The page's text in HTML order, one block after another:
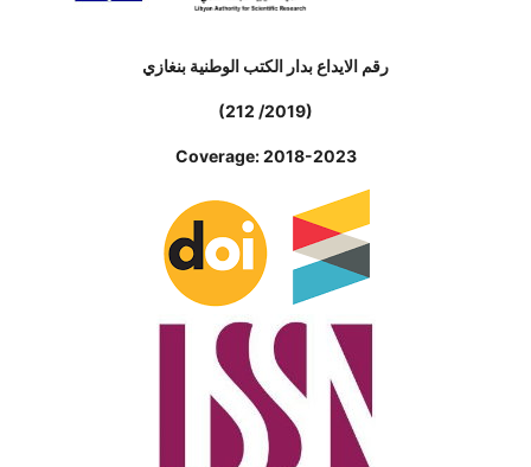
رقم الايداع بدار الكتب الوطنية بنغازي
(212 /2019)
Coverage: 2018-2023